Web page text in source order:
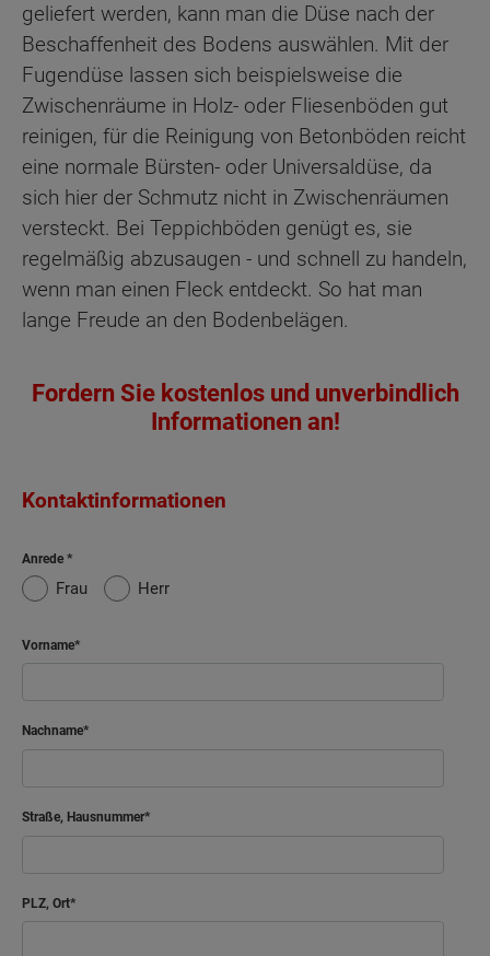
geliefert werden, kann man die Düse nach der
Beschaffenheit des Bodens auswählen. Mit der
Fugendüse lassen sich beispielsweise die
Zwischenräume in Holz- oder Fliesenböden gut
reinigen, für die Reinigung von Betonböden reicht
eine normale Bürsten- oder Universaldüse, da
sich hier der Schmutz nicht in Zwischenräumen
versteckt. Bei Teppichböden genügt es, sie
regelmäßig abzusaugen - und schnell zu handeln,
wenn man einen Fleck entdeckt. So hat man
lange Freude an den Bodenbelägen.
Fordern Sie kostenlos und unverbindlich
Informationen an!
Kontaktinformationen
Anrede
Frau Herr
Vorname
Nachname
Straße, Hausnummer
PLZ, Ort